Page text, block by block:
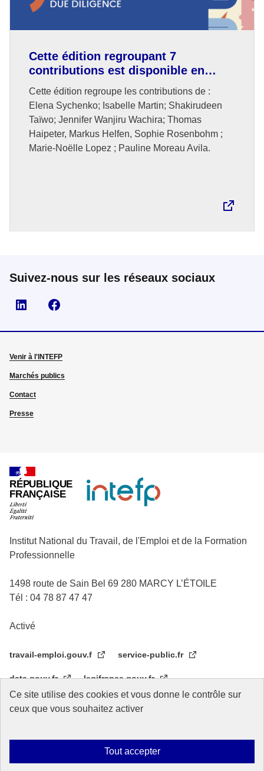
Ce site utilise des cookies et vous donne le contrôle sur
ceux que vous souhaitez activer
Tout accepter
Cette édition regroupant 7
contributions est disponible en
anglais.
Cette édition regroupe les contributions de :
Elena Sychenko; Isabelle Martin; Shakirudeen
Taïwo; Jennifer Wanjiru Wachira; Thomas
Haipeter, Markus Helfen, Sophie Rosenbohm ;
Marie-Noëlle Lopez ; Pauline Moreau Avila.
Suivez-nous sur les réseaux sociaux
Visiter la page Linkedin
Venir à l'INTEFP
Marchés publics
Contact
Presse
RÉPUBLIQUE
FRANÇAISE
Institut National du Travail, de l'Emploi et de la Formation
Professionnelle
1498 route de Sain Bel 69 280 MARCY L’ÉTOILE
Tél : 04 78 87 47 47
Activé
travail-emploi.gouv.f service-public.fr
data.gouv.fr legifrance.gouv.fr
Réseau des écoles de service public
Mentions légales